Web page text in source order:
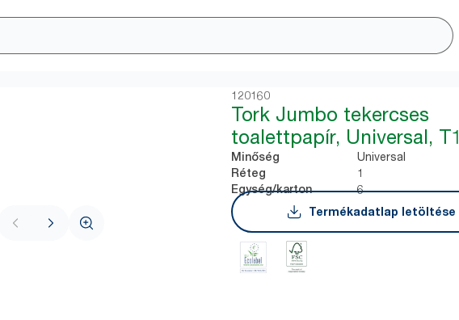
120160
Tork Jumbo tekercses
toalettpapír, Universal, T1
Minőség Universal
Réteg 1
Egység/karton
6
Termékadatlap letöltése